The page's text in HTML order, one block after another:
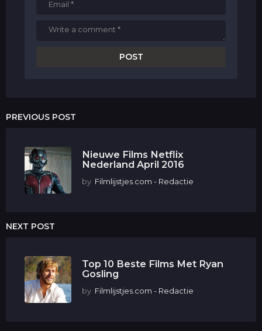
PREVIOUS POST
Nieuwe Films Netflix
Nederland April 2016
by Filmlijstjes.com - Redactie
NEXT POST
Top 10 Beste Films Met Ryan
Gosling
by Filmlijstjes.com - Redactie